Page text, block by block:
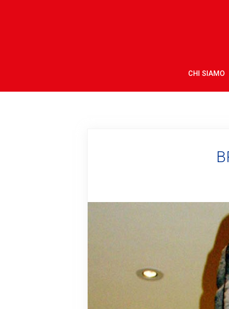
CHI SIAMO